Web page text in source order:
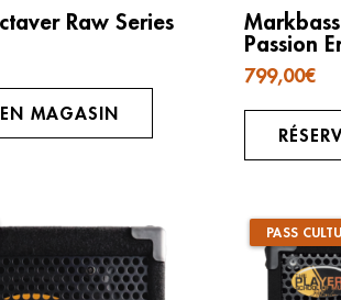
Raw Series
EN MAGASIN
Passion
799,00€
PASS